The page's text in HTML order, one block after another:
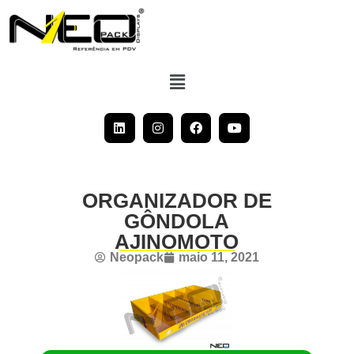
ORGANIZADOR DE
GÔNDOLA
AJINOMOTO
Neopack maio 11, 2021